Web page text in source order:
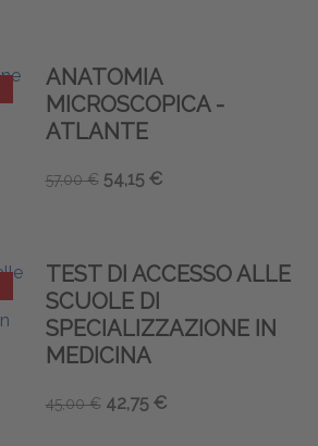
ANATOMIA
MICROSCOPICA -
ATLANTE
57,00 € 54,15 €
TEST DI ACCESSO ALLE
SCUOLE DI
SPECIALIZZAZIONE IN
MEDICINA
45,00 € 42,75 €